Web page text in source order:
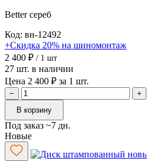
Betterсереб
Код: вн-12492
+Скидка 20% на шиномонтаж
2 400 ₽ / 1 шт
27 шт. в наличии
Цена 2 400 ₽ за 1 шт.
−
+
В корзину
Под заказ ~7 дн.
Новые